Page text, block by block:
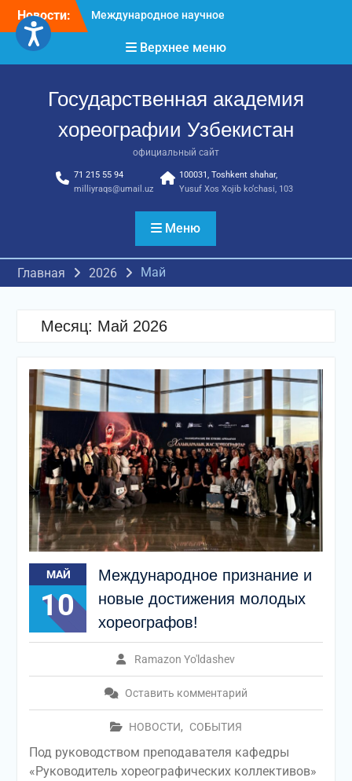
Перейти
содержимому
Новости:
Международное научное
Международное
признание и новые
хореографов!
Международное
признание и новые
достижения молодых
Верхнее меню
Государственная академия
хореографии Узбекистан
официальный сайт
71 215 55 94
milliyraqs@umail.uz
100031, Toshkent shahar,
Yusuf Xos Xojib ko‘chasi, 103
Меню
Главная 2026 Май
Месяц: Май 2026
МАЙ
10
Международное признание и
новые достижения молодых
хореографов!
Ramazon Yo'ldashev
Оставить комментарий
НОВОСТИ, СОБЫТИЯ
Под руководством преподавателя кафедры
«Руководитель хореографических коллективов»